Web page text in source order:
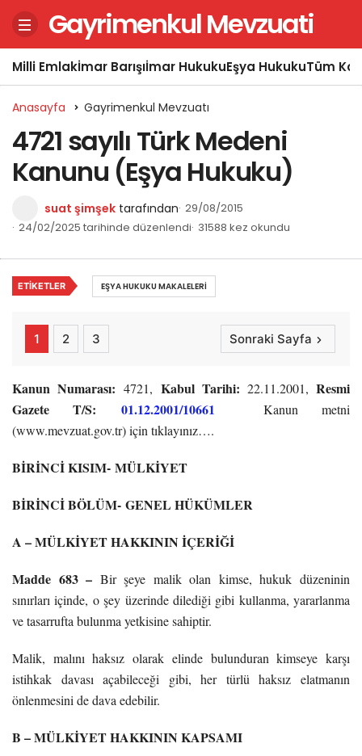
Gayrimenkul Mevzuati
Milli Emlakİmar Barışıİmar HukukuEşya HukukuTüm
Anasayfa Gayrimenkul Mevzuatı
4721 sayılı Türk Medeni
Kanunu (Eşya Hukuku)
suat şimşek tarafından 29/08/2015
24/02/2025 tarihinde düzenlendi 31588 kez okundu
Kanun Numarası: 4721, Kabul Tarihi: 22.11.2001, Resmi
Gazete T/S: 01.12.2001/10661 Kanun metni
(www.mevzuat.gov.tr) için tıklayınız….
BİRİNCİ KISIM- MÜLKİYET
BİRİNCİ BÖLÜM- GENEL HÜKÜMLER
A – MÜLKİYET HAKKININ İÇERİĞİ
Madde 683 – Bir şeye malik olan kimse, hukuk düzeninin
sınırları içinde, o şey üzerinde dilediği gibi kullanma, yararlanma
ve tasarrufta bulunma yetkisine sahiptir.
Malik, malını haksız olarak elinde bulunduran kimseye karşı
istihkak davası açabileceği gibi, her türlü haksız elatmanın
önlenmesini de dava edebilir.
B – MÜLKİYET HAKKININ KAPSAMI
1 2 3 Sonraki Sayfa
ETIKETLER EŞYA HUKUKU MAKALELERI